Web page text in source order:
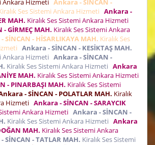
Ankara Hizmeti Ankara - SİNCAN -
Ses Sistemi Ankara Hizmeti Ankara -
MAH. Kiralık Ses Sistemi Ankara Hizmeti
GİRMEÇ MAH. Kiralık Ses Sistemi Ankara
SİNCAN - HİSARLIKAYA MAH. Kiralık Ses
Ankara - SİNCAN - KESİKTAŞ MAH.
Ankara Hizmeti Ankara - SİNCAN -
Kiralık Ses Sistemi Ankara Hizmeti Ankara
MAH. Kiralık Ses Sistemi Ankara Hizmeti
- PINARBAŞI MAH. Kiralık Ses Sistemi
- SİNCAN - POLATLAR MAH. Kiralık
Hizmeti Ankara - SİNCAN - SARAYCIK
Ankara Hizmeti Ankara - SİNCAN -
Kiralık Ses Sistemi Ankara Hizmeti Ankara
MAH. Kiralık Ses Sistemi Ankara
SİNCAN - TATLAR MAH. Kiralık Ses Sistemi